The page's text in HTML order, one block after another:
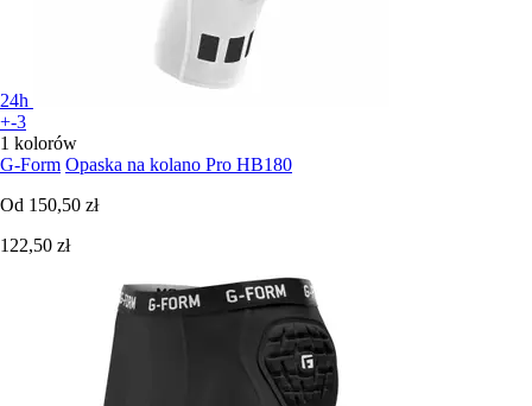
24h
+-3
1 kolorów
G-Form Opaska na kolano Pro HB180
Od 150,50 zł
122,50 zł